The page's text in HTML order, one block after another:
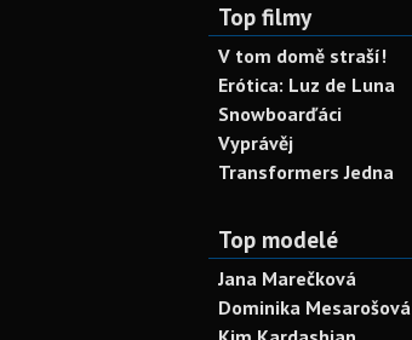
Top filmy
V tom domě straší!
Erótica: Luz de Luna
Snowboarďáci
Vyprávěj
Transformers Jedna
Top modelé
Jana Marečková
Dominika Mesarošová